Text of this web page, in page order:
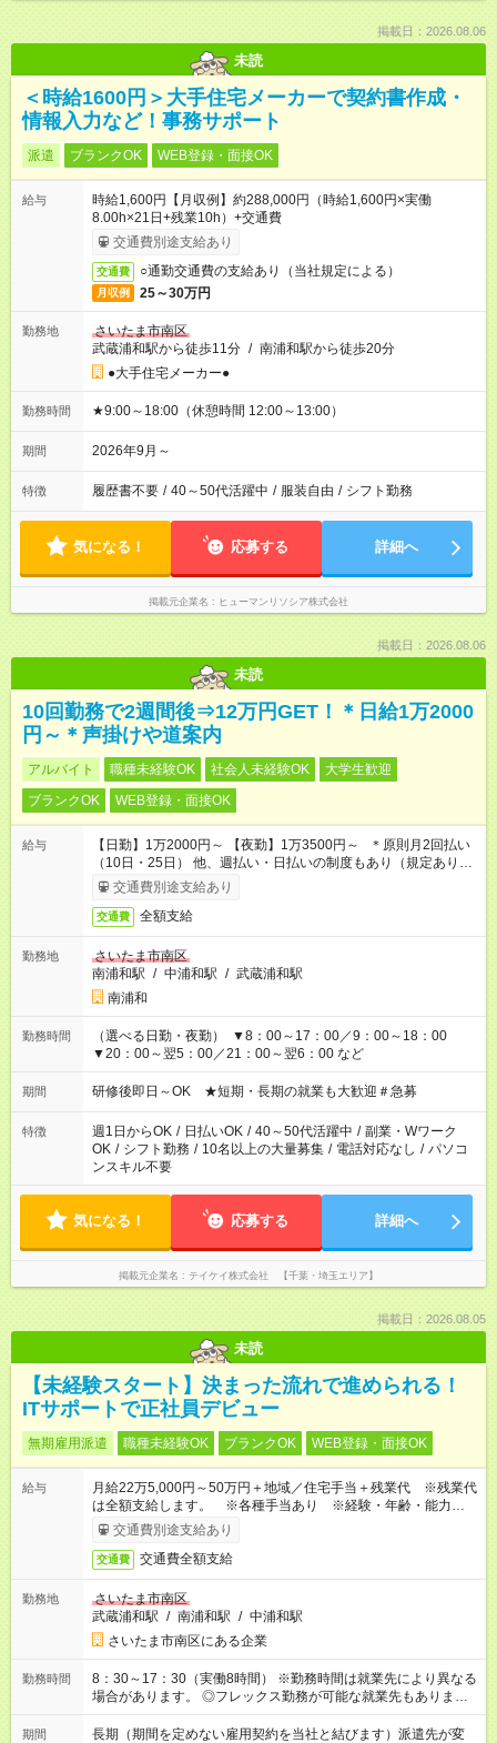
掲載日：2026.08.06
未読
＜時給1600円＞大手住宅メーカーで契約書作成・
情報入力など！事務サポート
派遣 ブランクOK WEB登録・面接OK
給与
時給1,600円【月収例】約288,000円（時給1,600円×実働
8.00h×21日+残業10h）+交通費
交通費別途支給あり
交通費 ○通勤交通費の支給あり（当社規定による）
月収例 25～30万円
勤務地
さいたま市南区
武蔵浦和駅から徒歩11分 / 南浦和駅から徒歩20分
●大手住宅メーカー●
勤務時間 ★9:00～18:00（休憩時間 12:00～13:00）
期間 2026年9月～
特徴 履歴書不要 / 40～50代活躍中 / 服装自由 / シフト勤務
気になる！ 応募する 詳細へ
掲載元企業名 ヒューマンリソシア株式会社
掲載日：2026.08.06
未読
10回勤務で2週間後⇒12万円GET！＊日給1万2000
円～＊声掛けや道案内
アルバイト 職種未経験OK 社会人未経験OK
大学生歓迎
ブランクOK
WEB登録・面接OK
給与
【日勤】1万2000円～ 【夜勤】1万3500円～ ＊原則月2回払い
（10日・25日） 他、週払い・日払いの制度もあり（規定あり）
＃日収1万円以上
交通費別途支給あり
交通費 全額支給
勤務地
さいたま市南区
南浦和駅 / 中浦和駅 / 武蔵浦和駅
南浦和
勤務時間
（選べる日勤・夜勤） ▼8：00～17：00／9：00～18：00
▼20：00～翌5：00／21：00～翌6：00 など
期間 研修後即日～OK ★短期・長期の就業も大歓迎＃急募
特徴 週1日からOK / 日払いOK / 40～50代活躍中 / 副業・Wワーク
OK / シフト勤務 / 10名以上の大量募集 / 電話対応なし / パソコ
ンスキル不要
気になる！ 応募する 詳細へ
掲載元企業名 テイケイ株式会社 【千葉・埼玉エリア】
掲載日：2026.08.05
未読
【未経験スタート】決まった流れで進められる！
ITサポートで正社員デビュー
無期雇用派遣 職種未経験OK ブランクOK WEB登録・面接OK
給与
月給22万5,000円～50万円＋地域／住宅手当＋残業代 ※残業代
は全額支給します。 ※各種手当あり ※経験・年齢・能力等を
考慮して加給・優遇します。
交通費別途支給あり
交通費 交通費全額支給
勤務地
さいたま市南区
武蔵浦和駅 / 南浦和駅 / 中浦和駅
さいたま市南区にある企業
勤務時間
8：30～17：30（実働8時間） ※勤務時間は就業先により異なる
場合があります。 ◎フレックス勤務が可能な就業先もありま
す。 ◎今よりもさらに働きやすい環境をつくるべく、 働き方
改革に全社をあげて取り組んでいます。
期間
長期（期間を定めない雇用契約を当社と結びます）派遣先が変